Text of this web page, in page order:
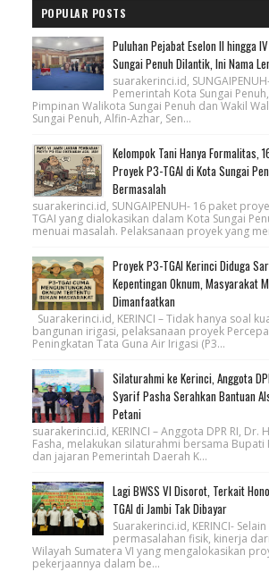
POPULAR POSTS
Puluhan Pejabat Eselon II hingga
Sungai Penuh Dilantik, Ini Nama
suarakerinci.id,
Pemerintah Kota Sungai Penuh,
Pimpinan Walikota Sungai Penuh dan Wakil
Sungai Penuh, Alfin-Azhar, Sen...
Kelompok Tani Hanya Formalitas,
Proyek P3-TGAI di Kota Sungai
Bermasalah
suarakerinci.id, SUNGAIPENUH- 16 paket
TGAI yang dialokasikan dalam Kota Sungai
menuai masalah. Pelaksanaan proyek yang
Proyek P3-TGAI Kerinci Diduga
Kepentingan Oknum, Masyarakat
Dimanfaatkan
Suarakerinci.id, KERINCI – Tidak hanya soal
bangunan irigasi, pelaksanaan proyek
Peningkatan Tata Guna Air Irigasi (P3...
Silaturahmi ke Kerinci, Anggota
Syarif Pasha Serahkan Bantuan
Petani
suarakerinci.id, KERINCI – Anggota DPR RI, Dr.
Fasha, melakukan silaturahmi bersama Bupati
dan jajaran Pemerintah Daerah K...
Lagi BWSS VI Disorot, Terkait
TGAI di Jambi Tak Dibayar
Suarakerinci.id, KERINCI- Selain
permasalahan fisik, kinerja
Wilayah Sumatera VI yang mengalokasikan
pekerjaannya dalam be...